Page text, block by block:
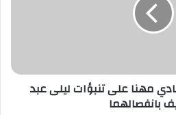
مهنا على تنبؤات ليلى عبد
بانفصالهما